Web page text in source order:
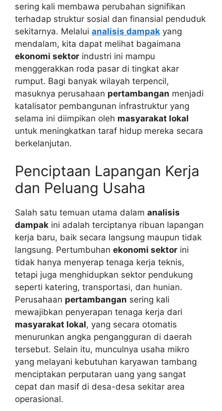
sering kali membawa perubahan signifikan
terhadap struktur sosial dan finansial penduduk
sekitarnya. Melalui analisis dampak yang
mendalam, kita dapat melihat bagaimana
ekonomi sektor industri ini mampu
menggerakkan roda pasar di tingkat akar
rumput. Bagi banyak wilayah terpencil,
masuknya perusahaan pertambangan menjadi
katalisator pembangunan infrastruktur yang
selama ini diimpikan oleh masyarakat lokal
untuk meningkatkan taraf hidup mereka secara
berkelanjutan.
Penciptaan Lapangan Kerja
dan Peluang Usaha
Salah satu temuan utama dalam analisis
dampak ini adalah terciptanya ribuan lapangan
kerja baru, baik secara langsung maupun tidak
langsung. Pertumbuhan ekonomi sektor ini
tidak hanya menyerap tenaga kerja teknis,
tetapi juga menghidupkan sektor pendukung
seperti katering, transportasi, dan hunian.
Perusahaan pertambangan sering kali
mewajibkan penyerapan tenaga kerja dari
masyarakat lokal, yang secara otomatis
menurunkan angka pengangguran di daerah
tersebut. Selain itu, munculnya usaha mikro
yang melayani kebutuhan karyawan tambang
menciptakan perputaran uang yang sangat
cepat dan masif di desa-desa sekitar area
operasional.